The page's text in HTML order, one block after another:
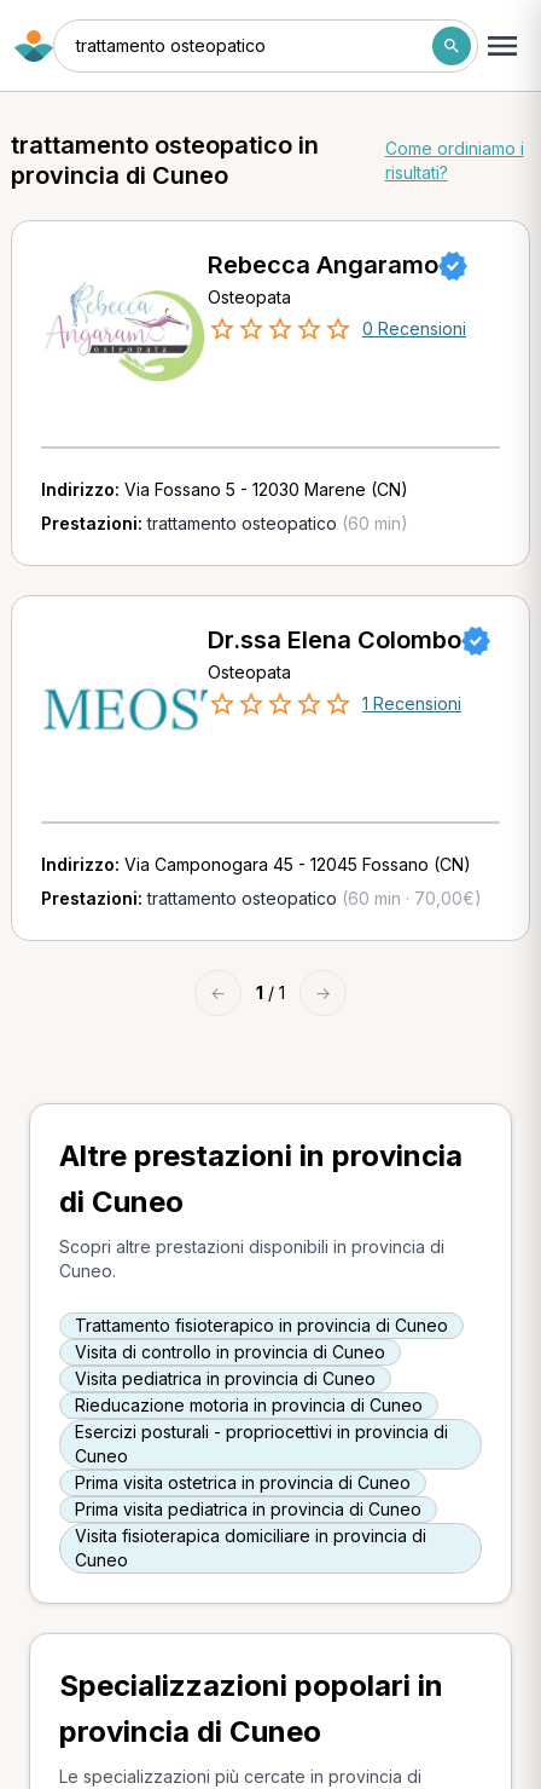
trattamento osteopatico
trattamento osteopatico in
provincia di Cuneo
Come ordiniamo i
risultati?
Rebecca Angaramo
Osteopata
0 Recensioni
Indirizzo: Via Fossano 5 - 12030 Marene (CN)
Prestazioni:trattamento osteopatico (60 min)
Dr.ssa Elena Colombo
Osteopata
1 Recensioni
Indirizzo: Via Camponogara 45 - 12045 Fossano (CN)
Prestazioni:trattamento osteopatico (60 min · 70,00€)
← 1 / 1 →
Altre prestazioni in provincia
di Cuneo
Scopri altre prestazioni disponibili in provincia di
Cuneo.
Trattamento fisioterapico in provincia di Cuneo
Visita di controllo in provincia di Cuneo
Visita pediatrica in provincia di Cuneo
Rieducazione motoria in provincia di Cuneo
Esercizi posturali - propriocettivi in provincia di
Cuneo
Prima visita ostetrica in provincia di Cuneo
Prima visita pediatrica in provincia di Cuneo
Visita fisioterapica domiciliare in provincia di
Cuneo
Specializzazioni popolari in
provincia di Cuneo
Le specializzazioni più cercate in provincia di